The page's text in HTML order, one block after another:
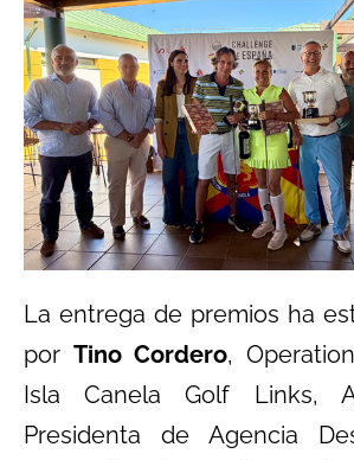
La entrega de premios ha
por Tino Cordero,
Isla Canela Golf Links,
Presidenta de Agencia